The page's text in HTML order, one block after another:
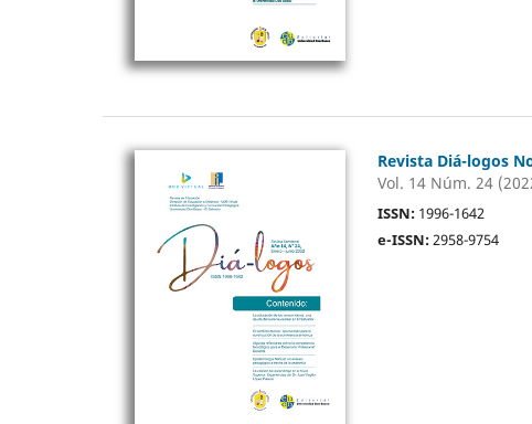
Revista Diá-logos
Vol. 14 Núm. 24
ISSN: 1996-1642
e-ISSN:2958-9754